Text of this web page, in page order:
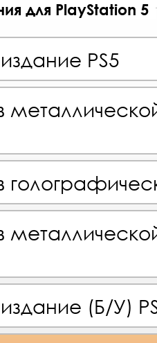
для PlayStation 5
PS5
(Б/У)